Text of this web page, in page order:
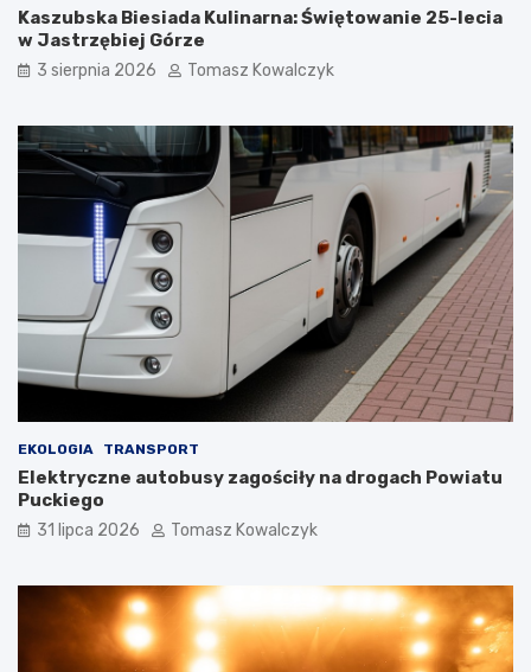
Kaszubska Biesiada Kulinarna: Świętowanie 25-lecia
w Jastrzębiej Górze
3 sierpnia 2026 Tomasz Kowalczyk
EKOLOGIA TRANSPORT
Elektryczne autobusy zagościły na drogach Powiatu
Puckiego
31 lipca 2026 Tomasz Kowalczyk